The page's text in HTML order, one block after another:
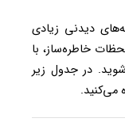
دیدنی زیادی
خاطره‌ساز، با
در جدول زیر
می‌کنید.